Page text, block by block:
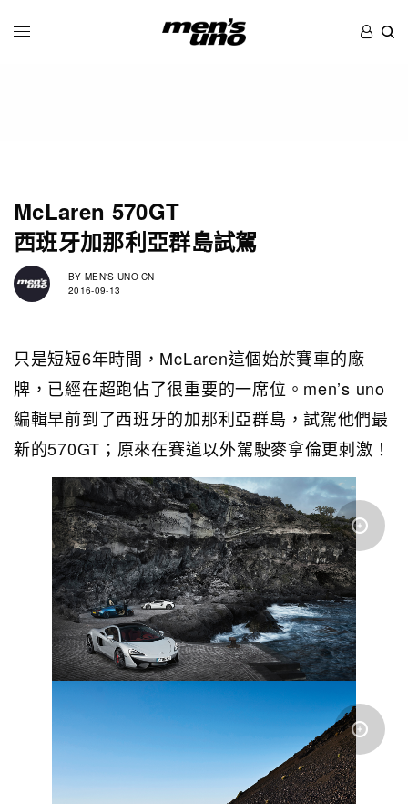
McLaren 570GT
西班牙加那利亞群島試駕
BY MEN'S UNO CN
2016-09-13
只是短短6年時間，McLaren這個始於賽車的廠
牌，已經在超跑佔了很重要的一席位。men’s uno
編輯早前到了西班牙的加那利亞群島，試駕他們最
新的570GT；原來在賽道以外駕駛麥拿倫更刺激！